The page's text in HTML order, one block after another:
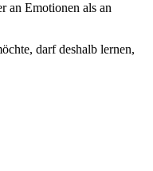
an Emotionen als an
darf deshalb lernen,